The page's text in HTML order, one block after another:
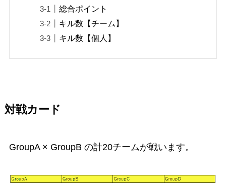
総合ポイント
キル数【チーム】
キル数【個人】
対戦カード
GroupA × GroupB の計20チームが戦います。